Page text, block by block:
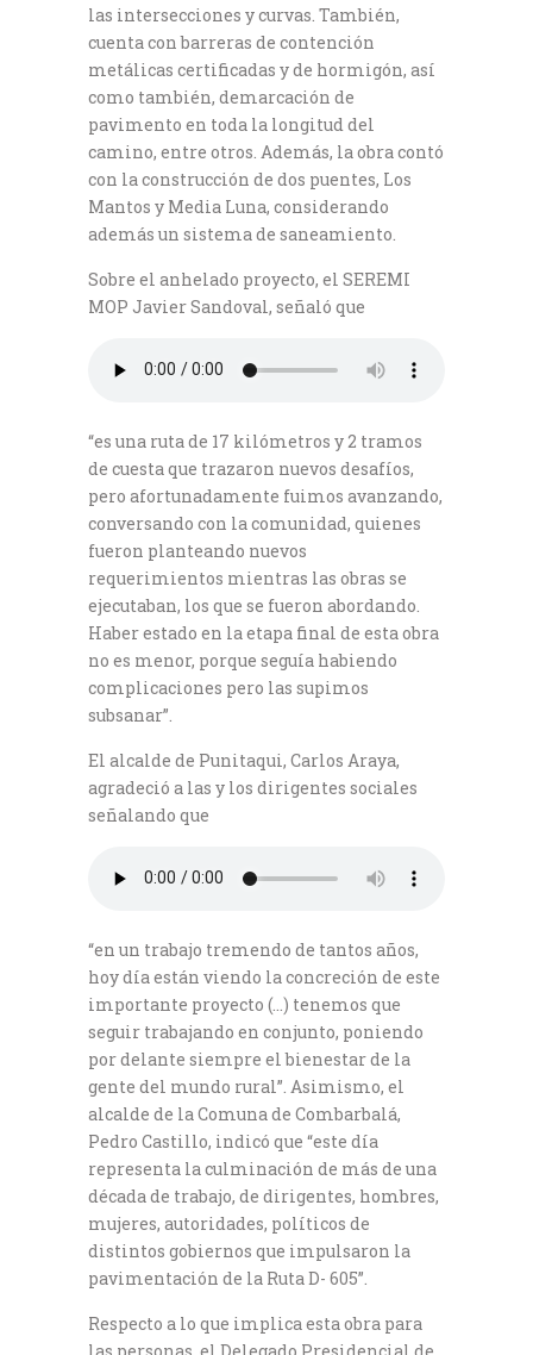
las intersecciones y curvas. También,
cuenta con barreras de contención
metálicas certificadas y de hormigón, así
como también, demarcación de
pavimento en toda la longitud del
camino, entre otros. Además, la obra contó
con la construcción de dos puentes, Los
Mantos y Media Luna, considerando
además un sistema de saneamiento.
Sobre el anhelado proyecto, el SEREMI
MOP Javier Sandoval, señaló que
“es una ruta de 17 kilómetros y 2 tramos
de cuesta que trazaron nuevos desafíos,
pero afortunadamente fuimos avanzando,
conversando con la comunidad, quienes
fueron planteando nuevos
requerimientos mientras las obras se
ejecutaban, los que se fueron abordando.
Haber estado en la etapa final de esta obra
no es menor, porque seguía habiendo
complicaciones pero las supimos
subsanar”.
El alcalde de Punitaqui, Carlos Araya,
agradeció a las y los dirigentes sociales
señalando que
“en un trabajo tremendo de tantos años,
hoy día están viendo la concreción de este
importante proyecto (…) tenemos que
seguir trabajando en conjunto, poniendo
por delante siempre el bienestar de la
gente del mundo rural”. Asimismo, el
alcalde de la Comuna de Combarbalá,
Pedro Castillo, indicó que “este día
representa la culminación de más de una
década de trabajo, de dirigentes, hombres,
mujeres, autoridades, políticos de
distintos gobiernos que impulsaron la
pavimentación de la Ruta D- 605”.
Respecto a lo que implica esta obra para